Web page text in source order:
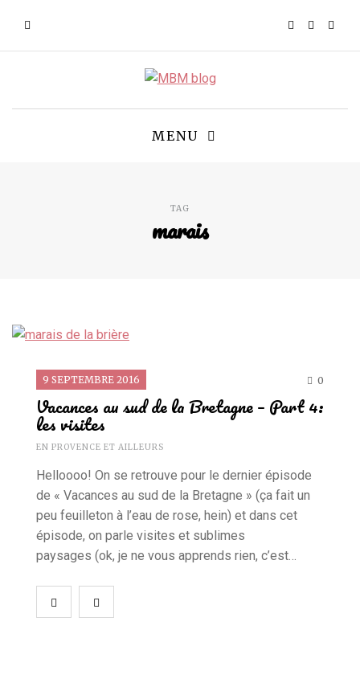
MENU
TAG
marais
9 SEPTEMBRE 2016 0
Vacances au sud de la Bretagne – Part 4:
les visites
EN PROVENCE ET AILLEURS
Helloooo! On se retrouve pour le dernier épisode
de « Vacances au sud de la Bretagne » (ça fait un
peu feuilleton à l’eau de rose, hein) et dans cet
épisode, on parle visites et sublimes
paysages (ok, je ne vous apprends rien, c’est…